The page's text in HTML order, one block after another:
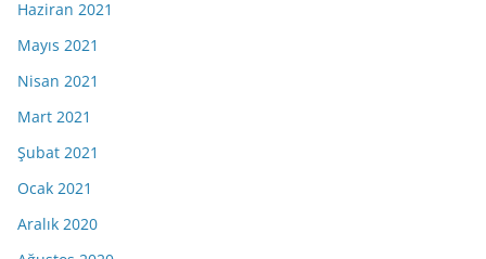
Haziran 2021
Mayıs 2021
Nisan 2021
Mart 2021
Şubat 2021
Ocak 2021
Aralık 2020